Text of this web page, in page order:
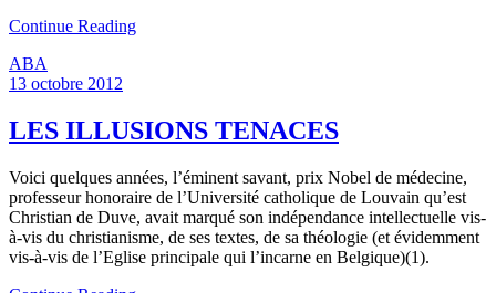
Continue Reading
ABA
13 octobre 2012
LES ILLUSIONS TENACES
Voici quelques années, l’éminent savant, prix Nobel de médecine,
professeur honoraire de l’Université catholique de Louvain qu’est
Christian de Duve, avait marqué son indépendance intellectuelle vis-
à-vis du christianisme, de ses textes, de sa théologie (et évidemment
vis-à-vis de l’Eglise principale qui l’incarne en Belgique)(1).